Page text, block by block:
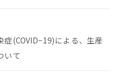
症(COVID−19)による、生産
いて